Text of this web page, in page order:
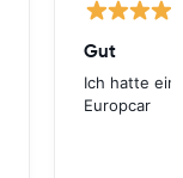
Gut
Ich hatte
Europcar